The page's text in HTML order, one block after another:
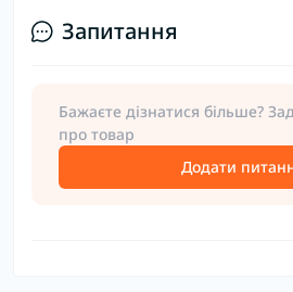
Запитання
Бажаєте дізнатися більше?
про товар
Додати